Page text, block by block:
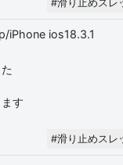
#滑り止めスレ
iPhone ios18.3.1
す
#滑り止めスレ